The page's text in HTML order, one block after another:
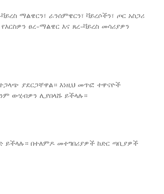
ማልዌርን፣ ራንሰምዌርን፣ ቫይረሶችን፣ ጦር አስጋሪ
ፀረ-ማልዌር እና ጸረ-ቫይረስ መሳሪያዎን
ያደርጋቸዋል። እነዚህ መጥፎ ተዋናዮች
ውሂብዎን ሊያበላሹ ይችላሉ።
ይችላሉ። በተለምዶ መተግበሪያዎች ከድር ጣቢያዎች